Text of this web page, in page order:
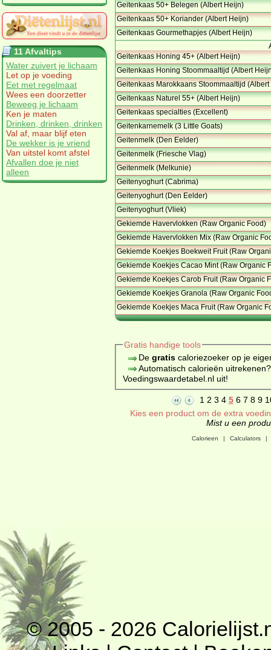
11 Afvaltips
Water zuivert je lichaam
Let op je voeding
Eet met regelmaat
Wees een doorzetter
Beweeg je lichaam
Ken je maten
Drinken, drinken, drinken
Val af, maar blijf eten
De wekker is je vriend
Van uitstel komt afstel
Afvallen doe je niet
alleen
Geitenkaas 50+ Belegen (Albert Heijn)
Geitenkaas 50+ Koriander (Albert Heijn)
Geitenkaas Gourmethapjes (Albert Heijn)
Geitenkaas Honing 45+ (Albert Heijn)
Geitenkaas Honing Stoommaaltijd (Albert
Geitenkaas Marokkaans Stoommaaltijd
Geitenkaas Naturel 55+ (Albert Heijn)
Geitenkaas specialties (Excellent)
Geitenkarnemelk (3 Little Goats)
Geitenmelk (Den Eelder)
Geitenmelk (Friesche Vlag)
Geitenmelk (Melkunie)
Geitenyoghurt (Cabrima)
Geitenyoghurt (Den Eelder)
Geitenyoghurt (Vliek)
Gekiemde Havervlokken (Raw Organic Food)
Gekiemde Havervlokken Mix (Raw Organic
Gekiemde Koekjes Boekweit Fruit (Raw
Gekiemde Koekjes Cacao Mint (Raw Organic
Gekiemde Koekjes Carob Fruit (Raw Organic
Gekiemde Koekjes Granola (Raw Organic
Gekiemde Koekjes Maca Fruit (Raw Organic
Gratis handige tools
De gratiscaloriezoeker op je
Automatisch calorieën
Voedingswaardetabel.nl uit!
1 2 3 4 5 6 7 8 9
Kies een product om de extra
Mist u een
Calorieen | Calculators |
© 2005 - 2026